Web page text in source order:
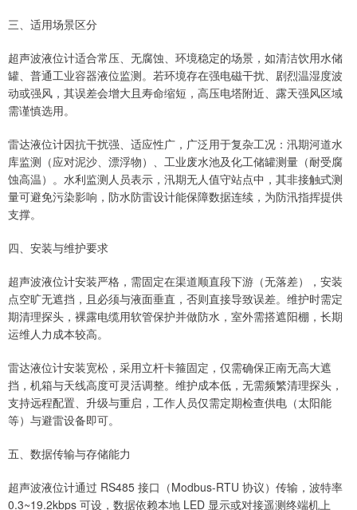
三、适用场景区分
超声波液位计适合常压、无腐蚀、环境稳定的场景，如清洁饮用水储
罐、普通工业容器液位监测。若环境存在强电磁干扰、剧烈温湿度波
动或强风，其误差会增大且寿命缩短，高压电塔附近、露天强风区域
需谨慎选用。
雷达液位计因抗干扰强、适应性广，广泛用于复杂工况：汛期河道水
库监测（应对泥沙、漂浮物）、工业废水池及化工储罐测量（耐受腐
蚀高温）。水利监测人员表示，汛期无人值守站点中，其非接触式测
量可避免污染影响，防水防雷设计能保障数据连续，为防汛指挥提供
支撑。
四、安装与维护要求
超声波液位计安装严格，需固定在渠道顺直段下游（无落差），安装
点空旷无遮挡，且必须与液面垂直，否则直接导致误差。维护时需定
期清理探头，裸露电缆用软管保护并做防水，室外需搭遮阳棚，长期
运维人力成本较高。
雷达液位计安装宽松，采用立杆卡箍固定，仅需确保正南无高大遮
挡，机箱与天线高度可灵活调整。维护成本低，无需频繁清理探头，
支持远程配置、升级与重启，工作人员仅需定期检查供电（太阳能
等）与避雷设备即可。
五、数据传输与存储能力
超声波液位计通过 RS485 接口（Modbus-RTU 协议）传输，波特率
0.3~19.2kbps 可设，数据依赖本地 LED 显示或对接遥测终端机上